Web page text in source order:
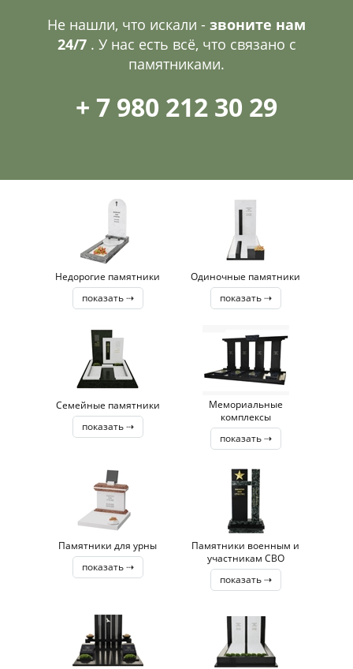
Не нашли, что искали - звоните нам
24/7. У нас есть всё, что связано с
памятниками.
+ 7 980 212 30 29
Недорогие памятники
показать ⇢
Одиночные памятники
показать ⇢
Семейные памятники
показать ⇢
Мемориальные
комплексы
показать ⇢
Памятники для урны
показать ⇢
Памятники военным и
участникам СВО
показать ⇢